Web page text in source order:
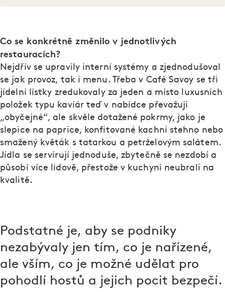
Co se konkrétně změnilo v jednotlivých
restauracích?
Nejdřív se upravily interní systémy a zjednodušoval
se jak provoz, tak i menu. Třeba v Café Savoy se tři
jídelní lístky zredukovaly za jeden a místo luxusních
položek typu kaviár teď v nabídce převažují
„obyčejné“, ale skvěle dotažené pokrmy, jako je
slepice na paprice, konfitované kachní stehno nebo
smažený květák s tatarkou a petrželovým salátem.
Jídla se servírují jednoduše, zbytečně se nezdobí a
působí více lidově, přestože v kuchyni neubrali na
kvalitě.
Podstatné je, aby se podniky
nezabývaly jen tím, co je nařízené,
ale vším, co je možné udělat pro
pohodlí hostů a jejich pocit bezpečí.